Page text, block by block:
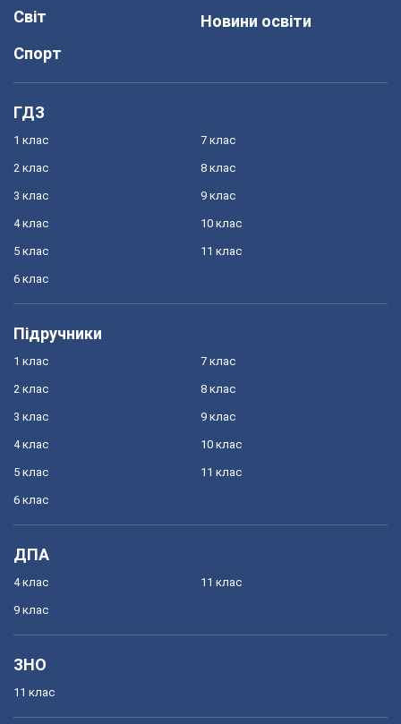
Світ
Спорт
Новини освіти
ГДЗ
1 клас
2 клас
3 клас
4 клас
5 клас
6 клас
7 клас
8 клас
9 клас
10 клас
11 клас
Підручники
1 клас
2 клас
3 клас
4 клас
5 клас
6 клас
7 клас
8 клас
9 клас
10 клас
11 клас
ДПА
4 клас
9 клас
11 клас
ЗНО
11 клас